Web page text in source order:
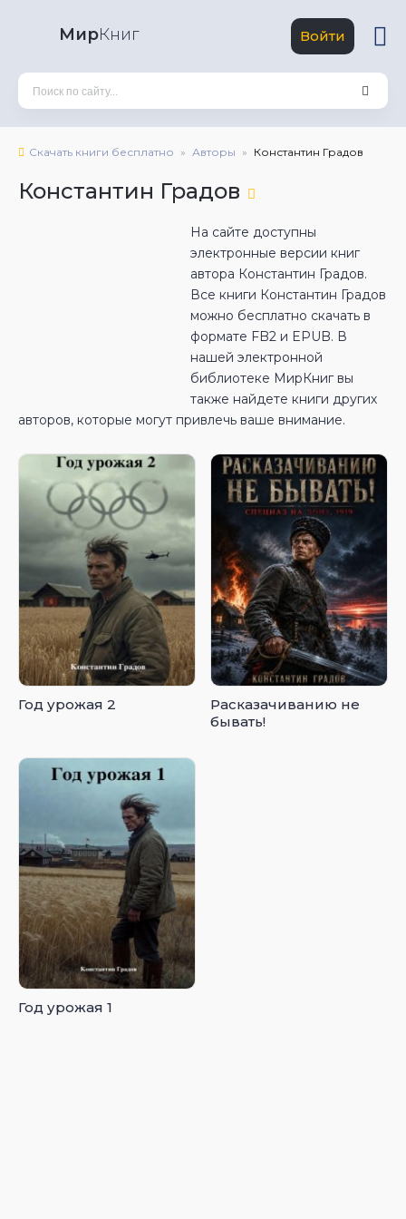
МирКниг Войти
Скачать книги бесплатно Авторы Константин Градов
Константин Градов
На сайте доступны
электронные версии книг
автора Константин Градов.
Все книги Константин Градов
можно бесплатно скачать в
формате FB2 и EPUB. В
нашей электронной
библиотеке МирКниг вы
также найдете книги других
авторов, которые могут привлечь ваше внимание.
Год урожая 2
Расказачиванию не
бывать!
Год урожая 1